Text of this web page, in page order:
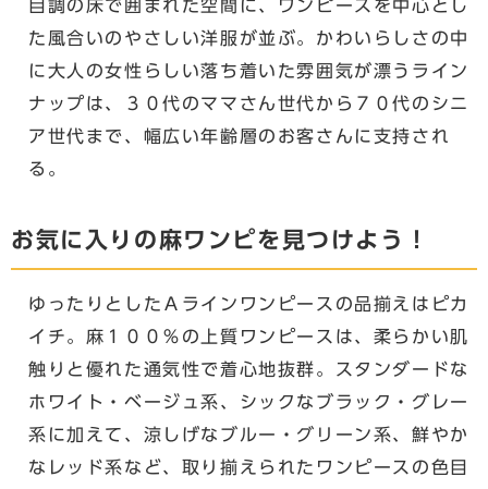
目調の床で囲まれた空間に、ワンピースを中心とし
た風合いのやさしい洋服が並ぶ。かわいらしさの中
に大人の女性らしい落ち着いた雰囲気が漂うライン
ナップは、３０代のママさん世代から７０代のシニ
ア世代まで、幅広い年齢層のお客さんに支持され
る。
お気に入りの麻ワンピを見つけよう！
ゆったりとしたＡラインワンピースの品揃えはピカ
イチ。麻１００％の上質ワンピースは、柔らかい肌
触りと優れた通気性で着心地抜群。スタンダードな
ホワイト・ベージュ系、シックなブラック・グレー
系に加えて、涼しげなブルー・グリーン系、鮮やか
なレッド系など、取り揃えられたワンピースの色目